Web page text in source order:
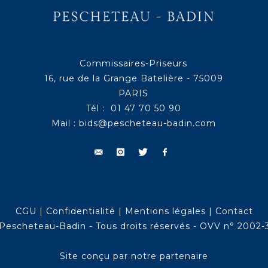
Commissaires-Priseurs
16, rue de la Grange Batelière - 75009
PARIS
Tél : 01 47 70 50 90
Mail : bids@pescheteau-badin.com
CGU | Confidentialité | Mentions légales | Contact
Badin - Tous droits réservés - OVV n° 2002-
Site conçu par notre partenaire